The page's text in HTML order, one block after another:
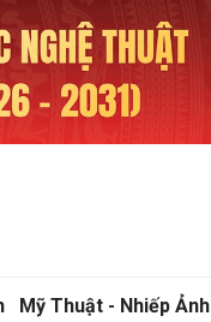
Mỹ Thuật - Nhiếp Ảnh